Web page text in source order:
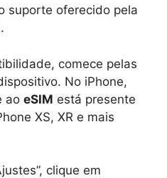
suporte oferecido pela
comece pelas
No iPhone,
ao eSIM está presente
XS, XR e mais
clique em